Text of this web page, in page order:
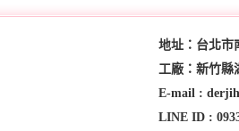
地址：台北市
工廠：新竹縣
E-mail :
LINE ID :